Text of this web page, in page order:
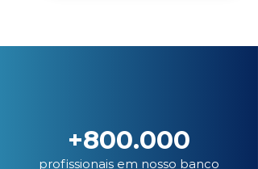
+800.000
profissionais em nosso banco